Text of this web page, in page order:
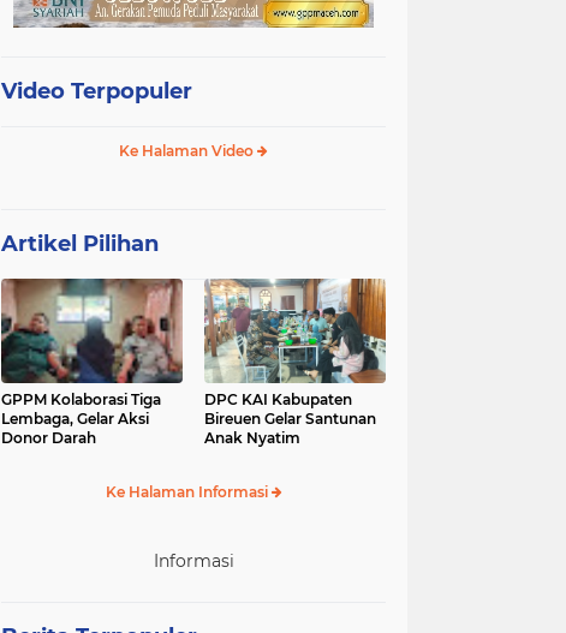
Video Terpopuler
Ke Halaman Video
Artikel Pilihan
GPPM Kolaborasi Tiga
Lembaga, Gelar Aksi
Donor Darah
DPC KAI Kabupaten
Bireuen Gelar Santunan
Anak Nyatim
Ke Halaman Informasi
Informasi